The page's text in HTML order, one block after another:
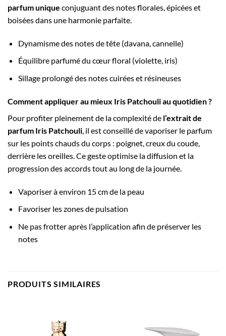
parfum unique conjuguant des notes florales, épicées et
boisées dans une harmonie parfaite.
Dynamisme des notes de tête (davana, cannelle)
Équilibre parfumé du cœur floral (violette, iris)
Sillage prolongé des notes cuirées et résineuses
Comment appliquer au mieux Iris Patchouli au quotidien ?
Pour profiter pleinement de la complexité de l’extrait de
parfum Iris Patchouli , il est conseillé de vaporiser le parfum
sur les points chauds du corps : poignet, creux du coude,
derrière les oreilles. Ce geste optimise la diffusion et la
progression des accords tout au long de la journée.
Vaporiser à environ 15 cm de la peau
Favoriser les zones de pulsation
Ne pas frotter après l’application afin de préserver les
notes
PRODUITS SIMILAIRES